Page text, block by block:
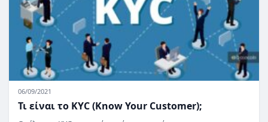
06/09/2021
Τι είναι το KYC (Know Your Customer);